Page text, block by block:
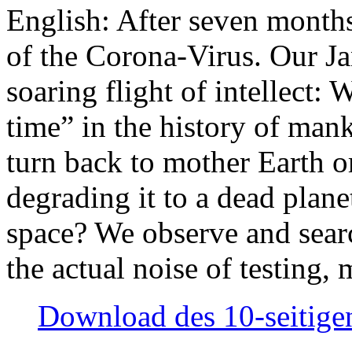
English: After seven
of the Corona-Virus. Our
soaring flight of intellect:
time” in the history of
turn back to mother Earth
degrading it to a dead
space? We observe and
the actual noise of testing,
Download des 10-